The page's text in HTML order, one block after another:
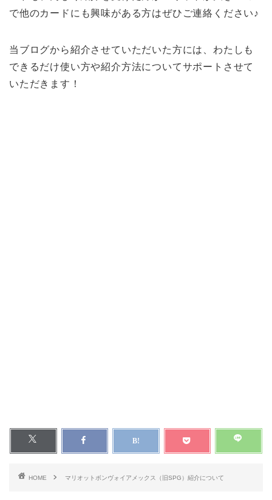
で他のカードにも興味がある方はぜひご連絡ください♪
当ブログから紹介させていただいた方には、わたしも
できるだけ使い方や紹介方法についてサポートさせて
いただきます！
HOME マリオットボンヴォイアメックス（旧SPG）紹介について